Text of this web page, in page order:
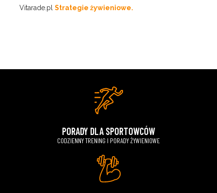
Vitarade.pl Strategie żywieniowe.
PORADY DLA SPORTOWCÓW
CODZIENNY TRENING I PORADY ŻYWIENIOWE